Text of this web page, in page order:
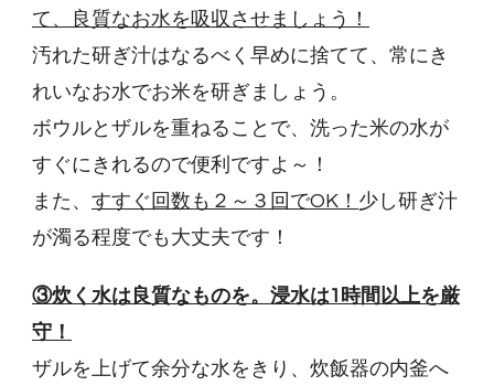
て、良質なお水を吸収させましょう！
汚れた研ぎ汁はなるべく早めに捨てて、常にき
れいなお水でお米を研ぎましょう。
ボウルとザルを重ねることで、洗った米の水が
すぐにきれるので便利ですよ～！
また、 すすぐ回数も２～３回でOK！ 少し研ぎ汁
が濁る程度でも大丈夫です！
③炊く水は良質なものを。浸水は1時間以上を厳
守！
ザルを上げて余分な水をきり、炊飯器の内釜へ